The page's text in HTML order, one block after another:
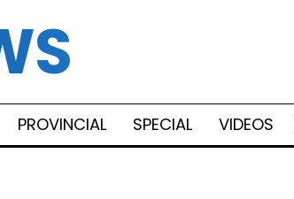
PROVINCIAL SPECIAL VIDEOS